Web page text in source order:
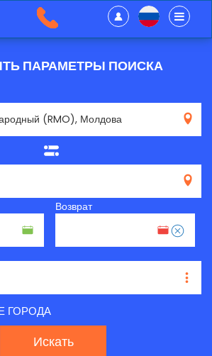
ПАРАМЕТРЫ ПОИСКА
Возврат
ГОРОДА
Искать